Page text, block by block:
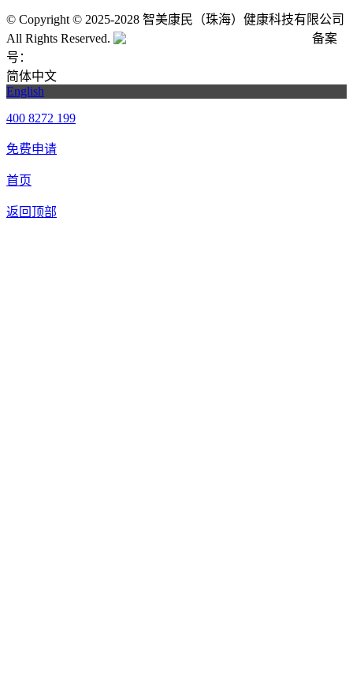
© Copyright © 2025-2028 智美康民（珠海）健康科技有限公司
All Rights Reserved.
备案
号：
简体中文
English
400 8272 199
免费申请
首页
返回顶部